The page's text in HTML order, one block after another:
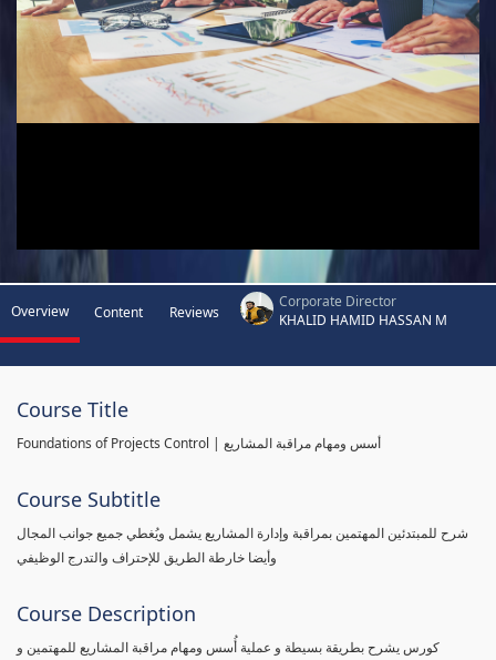
Overview Content Reviews
Corporate Director
KHALID HAMID HASSAN M
Course Title
Foundations of Projects Control | أسس ومهام مراقبة المشاريع
Course Subtitle
شرح للمبتدئين المهتمين بمراقبة وإدارة المشاريع يشمل ويُغطي جميع جوانب المجال
وأيضا خارطة الطريق للإحتراف والتدرج الوظيفي
Course Description
كورس يشرح بطريقة بسيطة و عملية أُسس ومهام مراقبة المشاريع للمهتمين و